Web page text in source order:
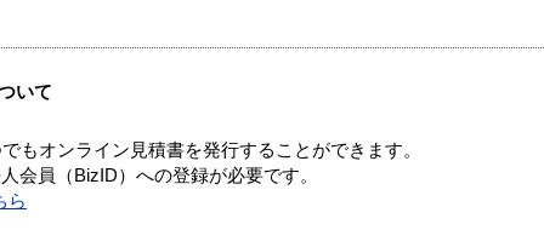
いて
もオンライン見積書を発行することができます。
会員（BizID）への登録が必要です。
ら